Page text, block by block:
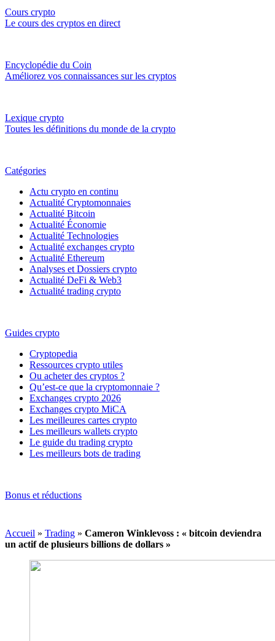
Cours crypto
Le cours des cryptos en direct
Encyclopédie du Coin
Améliorez vos connaissances sur les cryptos
Lexique crypto
Toutes les définitions du monde de la crypto
Catégories
Actu crypto en continu
Actualité Cryptomonnaies
Actualité Bitcoin
Actualité Économie
Actualité Technologies
Actualité exchanges crypto
Actualité Ethereum
Analyses et Dossiers crypto
Actualité DeFi & Web3
Actualité trading crypto
Guides crypto
Cryptopedia
Ressources crypto utiles
Ou acheter des cryptos ?
Qu’est-ce que la cryptomonnaie ?
Exchanges crypto 2026
Exchanges crypto MiCA
Les meilleures cartes crypto
Les meilleurs wallets crypto
Le guide du trading crypto
Les meilleurs bots de trading
Bonus et réductions
Accueil » Trading » Cameron Winklevoss : « bitcoin deviendra
un actif de plusieurs billions de dollars »